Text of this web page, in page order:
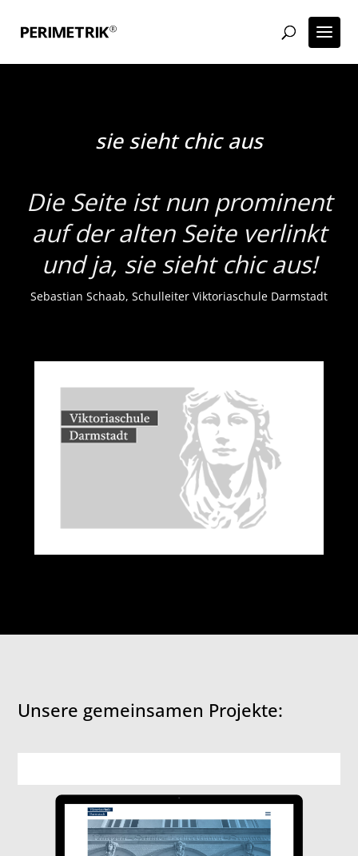
sie sieht chic aus
Die Seite ist nun prominent
auf der alten Seite verlinkt
und ja, sie sieht chic aus!
Sebastian Schaab, Schulleiter Viktoriaschule Darmstadt
Viktoriaschule Darmstadt Gymnasium
Unsere gemeinsamen Projekte: